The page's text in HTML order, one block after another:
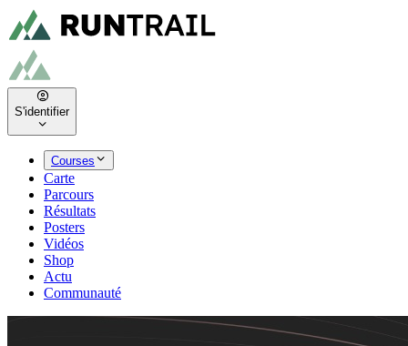
S'identifier
Courses
Carte
Parcours
Résultats
Posters
Vidéos
Shop
Actu
Communauté